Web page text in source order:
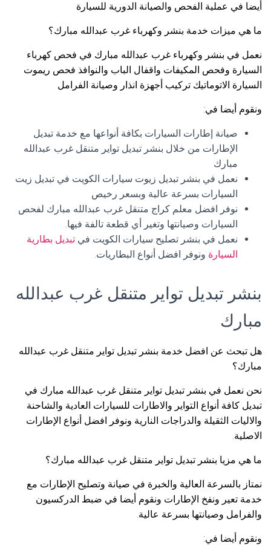
أيضا في عملية الفحص والصيانة الدورية للسيارة
ما هي ميزات خدمة بنشر وكهرباء غرب عبدالله مبارك؟
نعمل في بنشر وكهرباء غرب عبدالله مبارك في فحص كهرباء
السيارة وفحص المكيفات واقفال الباب والنوافذ فحص ريموت
السيارة الاتوماتيك تركيب أجهزة انذار وصيانة الفرامل
ونقوم أيضا في:
صيانة إطارات السيارات بكافة أنواعها مع خدمة تبديل
الإطارات من خلال بنشر تبديل تواير متنقل غرب عبدالله
مبارك
نعمل في بنشر تبديل زيوت سيارات الكويت في تبديل زيت
السيارات بسرعة عالية وبسعر رخيص
نوفر افضل معلم كراج متنقل غرب عبدالله مبارك لفحص
السيارات وصيانتها وتغير أي قطعة تالفة فيها.
نعمل في بنشر تصليح سيارات الكويت في تبديل بطارية
السيارة ونوفر افضل أنواع البطاريات.
بنشر تبديل تواير متنقل غرب عبدالله
مبارك
هل تبحث عن افضل خدمة بنشر تبديل تواير متنقل غرب عبدالله
مبارك؟
نحن نعمل في بنشر تبديل تواير متنقل غرب عبدالله مبارك في
تبديل كافة أنواع التواير والاطارات للسيارات العادية والشاحنة
والاليات الثقيلة والدراجات النارية ونوفر افضل أنواع الإطارات
الاصلية.
ما هي مزيا بنشر تبديل تواير متنقل غرب عبدالله مبارك؟
نمتاز بالسرعة العالية والخبرة في صيانة وتصليح الإطارات مع
خدمة تعير ونفخ الإطارات ونقوم أيضا في ضبط الدركسيون
والفرامل وصيانتها بسرعة عالية.
ونقوم أيضا في: